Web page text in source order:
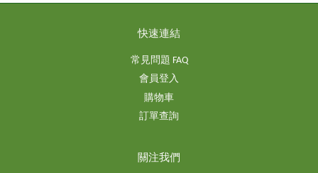
快速連結
常見問題 FAQ
會員登入
購物車
訂單查詢
關注我們